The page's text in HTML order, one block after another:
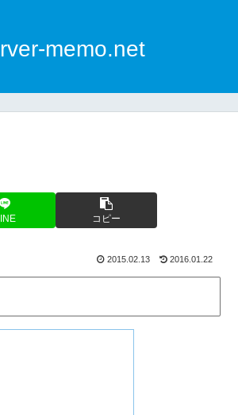
memo.net
コピー
2015.02.13 2016.01.22